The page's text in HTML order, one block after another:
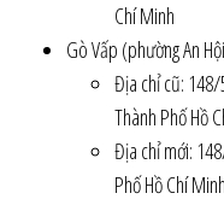
Chí Minh
Gò Vấp (phường An
Địa chỉ cũ:
Thành Phố Hồ
Địa chỉ mới:
Phố Hồ Chí Minh